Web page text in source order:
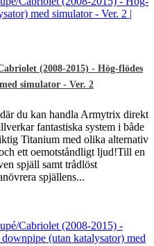
(2008-2015) - Hög-flödes
simulator - Ver. 2
du kan handla Armytrix direkt
fantastiska system i både
Titanium med olika alternativ
ett oemotståndligt ljud!Till en
spjäll samt trådlöst
spjällens...